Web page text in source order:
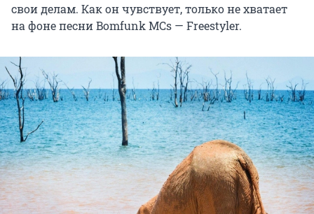
свои делам. Как он чувствует, только не хватает
на фоне песни Bomfunk MCs — Freestyler.